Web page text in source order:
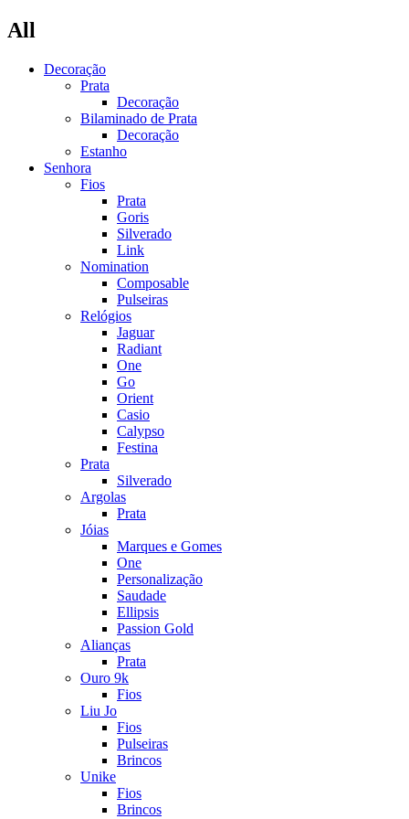
All
Decoração
Prata
Decoração
Bilaminado de Prata
Decoração
Estanho
Senhora
Fios
Prata
Goris
Silverado
Link
Nomination
Composable
Pulseiras
Relógios
Jaguar
Radiant
One
Go
Orient
Casio
Calypso
Festina
Prata
Silverado
Argolas
Prata
Jóias
Marques e Gomes
One
Personalização
Saudade
Ellipsis
Passion Gold
Alianças
Prata
Ouro 9k
Fios
Liu Jo
Fios
Pulseiras
Brincos
Unike
Fios
Brincos